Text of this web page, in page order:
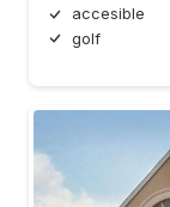
accesible
golf